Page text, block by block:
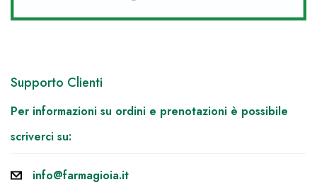
Supporto Clienti
Per informazioni su ordini e prenotazioni è possibile
scriverci su:
info@farmagioia.it